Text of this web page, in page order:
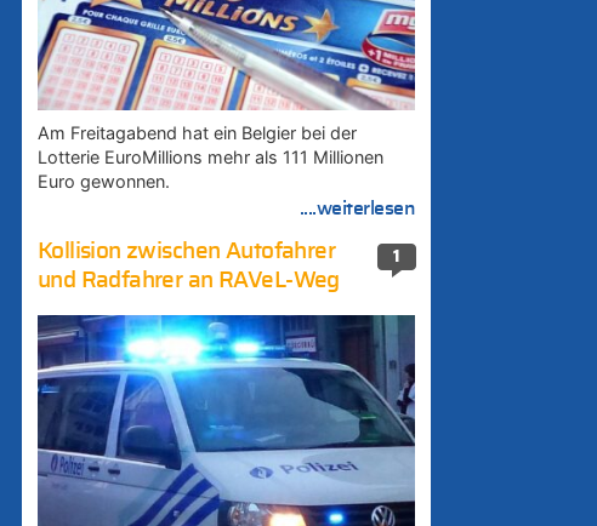
Am Freitagabend hat ein Belgier bei der
Lotterie EuroMillions mehr als 111 Millionen
Euro gewonnen.
....weiterlesen
1
Kollision zwischen Autofahrer
und Radfahrer an RAVeL-Weg